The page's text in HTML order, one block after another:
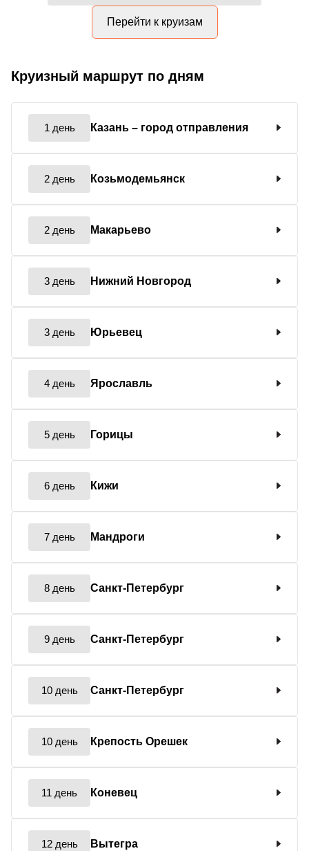
Перейти к круизам
Круизный маршрут по дням
1 день Казань – город отправления
2 день Козьмодемьянск
2 день Макарьево
3 день Нижний Новгород
3 день Юрьевец
4 день Ярославль
5 день Горицы
6 день Кижи
7 день Мандроги
8 день Санкт-Петербург
9 день Санкт-Петербург
10 день Санкт-Петербург
10 день Крепость Орешек
11 день Коневец
12 день Вытегра